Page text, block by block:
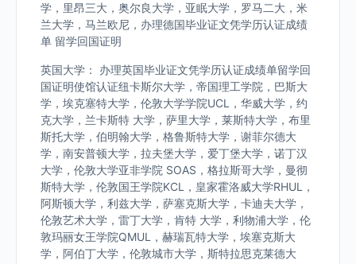
学，里昂三大，奥尔良大学，亚眠大学，罗马二大，米
兰大学，马兰欧尼，办理德国毕业证文凭学历认证成绩
单 留学回国证明
英国大学： 办理英国毕业证文凭学历认证成绩单留学回
国证明使馆认证纽卡斯尔大学，帝国理工学院，巴斯大
学，埃克塞特大学，伦敦大学学院UCL，华威大学，约
克大学，兰卡斯特 大学，萨里大学，莱斯特大学，布里
斯托大学，伯明翰大学，格鲁斯特大学，谢菲尔德大
学，南安普顿大学，拉夫堡大学，爱丁堡大学，诺丁汉
大学，伦敦大学亚非学院 SOAS，格拉斯哥大学，曼彻
斯特大学，伦敦国王学院KCL，皇家霍洛威大学RHUL，
阿斯顿大学，利兹大学，萨塞克斯大学，卡迪夫大学，
伦敦艺术大学，雷丁大学，肯特 大学，利物浦大学，伦
敦玛丽女王学院QMUL，赫瑞瓦特大学，埃塞克斯大
学，阿伯丁大学，伦敦城市大学，斯特拉思克莱德大